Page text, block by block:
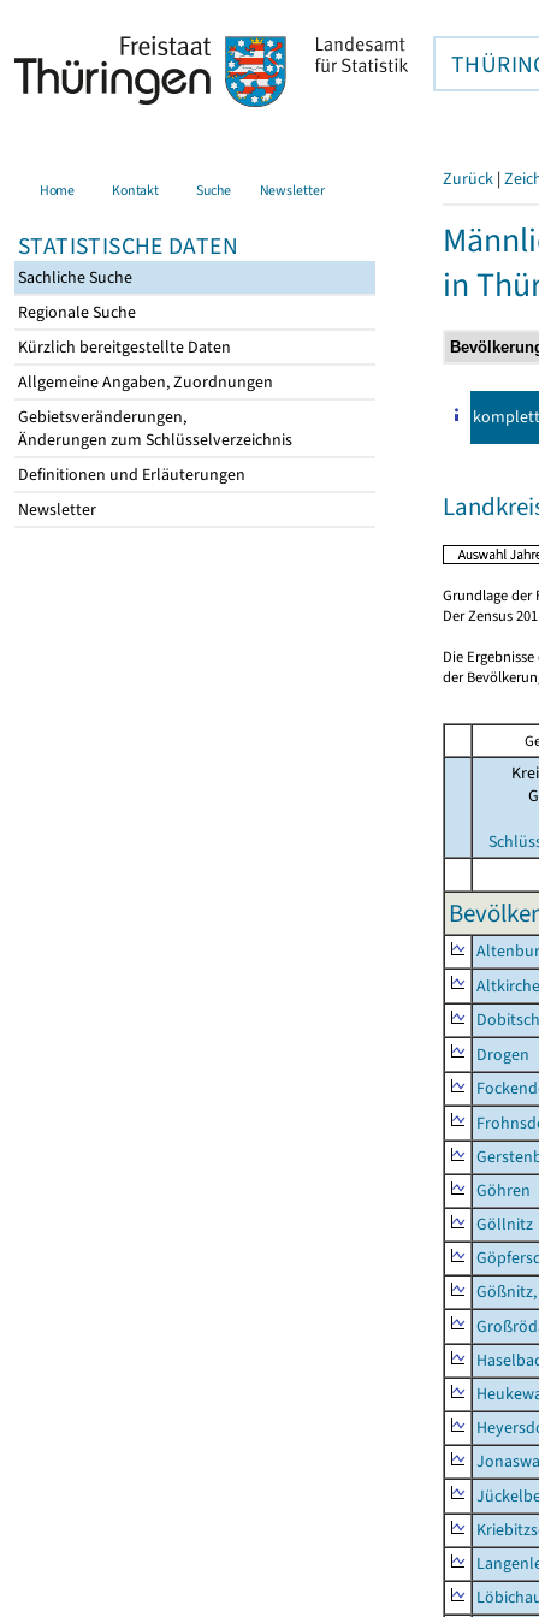
Home Kontakt Suche Newsletter
STATISTISCHE DATEN
Sachliche Suche
Regionale Suche
Kürzlich bereitgestellte Daten
Allgemeine Angaben, Zuordnungen
Gebietsveränderungen,
Änderungen zum Schlüsselverzeichnis
Definitionen und Erläuterungen
Newsletter
Zurück |
in
komplett
Grundlage der
Der Zensus
Die
der
Drogen
Göhren
Göllnitz